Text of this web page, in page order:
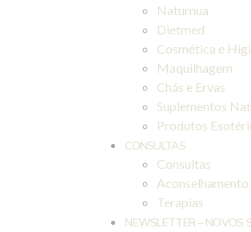
Naturnua
Dietmed
Cosmética e
Maquilhagem
Chás e Ervas
Suplementos
Produtos
CONSULTAS
Consultas
Terapias
NEWSLETTER – NOVOS